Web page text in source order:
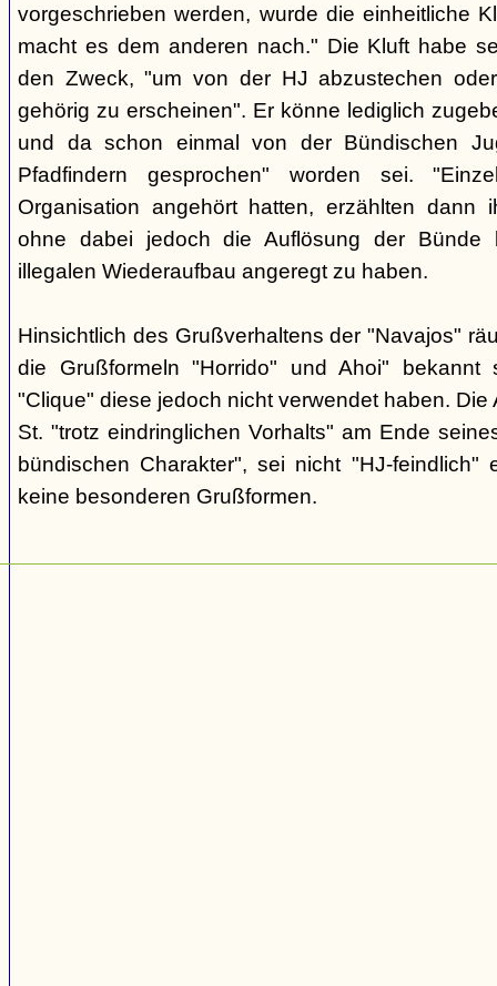
vorgeschrieben werden, wurde die einheitliche
macht es dem anderen nach." Die Kluft habe
den Zweck, "um von der HJ abzustechen
gehörig zu erscheinen". Er könne lediglich
und da schon einmal von der Bündischen
Pfadfindern gesprochen" worden sei.
Organisation angehört hatten, erzählten dann
ohne dabei jedoch die Auflösung der Bünde
illegalen Wiederaufbau angeregt zu haben.
Hinsichtlich des Grußverhaltens der "Navajos"
die Grußformeln "Horrido" und Ahoi" bekannt
"Clique" diese jedoch nicht verwendet haben. Die
St. "trotz eindringlichen Vorhalts" am Ende
bündischen Charakter", sei nicht "HJ-feindlich"
keine besonderen Grußformen.